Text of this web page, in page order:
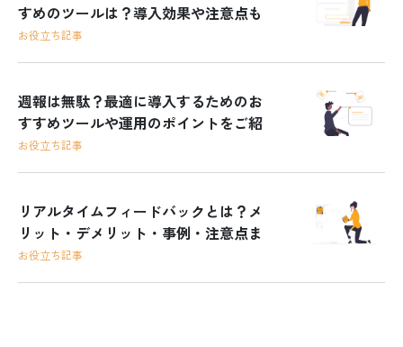
すめのツールは？導入効果や注意点も
解説！
お役立ち記事
週報は無駄？最適に導入するためのお
すすめツールや運用のポイントをご紹
介！
お役立ち記事
リアルタイムフィードバックとは？メ
リット・デメリット・事例・注意点ま
で基本を全て解説！
お役立ち記事